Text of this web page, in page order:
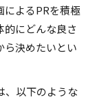
によるPRを積極
的にどんな良さ
ら決めたいとい
、以下のような